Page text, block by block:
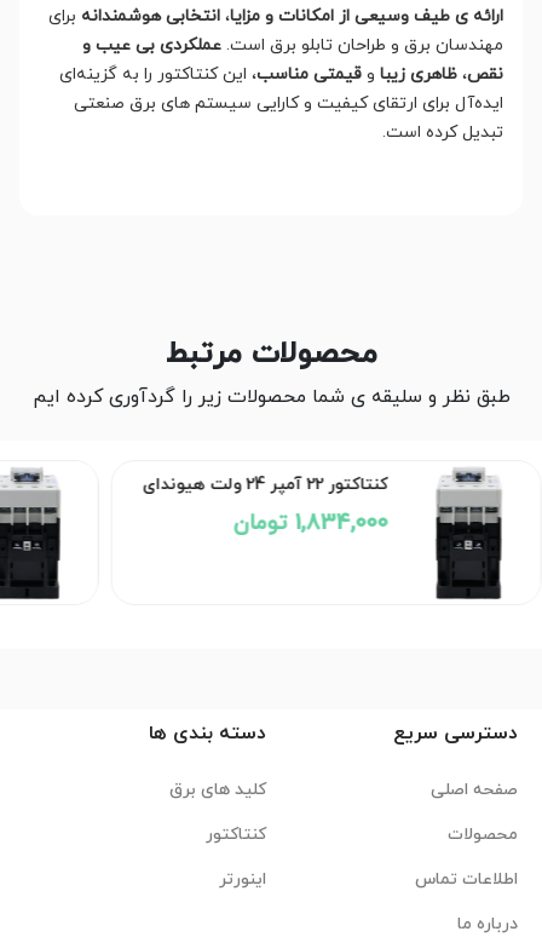
ارائه ی طیف وسیعی از امکانات و مزایا، انتخابی هوشمندانه برای
مهندسان برق و طراحان تابلو برق است. عملکردی بی عیب و
نقص، ظاهری زیبا و قیمتی مناسب، این کنتاکتور را به گزینه‌ای
ایده‌آل برای ارتقای کیفیت و کارایی سیستم های برق صنعتی
تبدیل کرده است.
محصولات مرتبط
طبق نظر و سلیقه ی شما محصولات زیر را گردآوری کرده ایم
کنتاکتور 22 آمپر 24 ولت هیوندای
1,834,000 تومان
دسترسی سریع
صفحه اصلی
محصولات
اطلاعات تماس
درباره ما
دسته بندی ها
کلید های برق
کنتاکتور
اینورتر